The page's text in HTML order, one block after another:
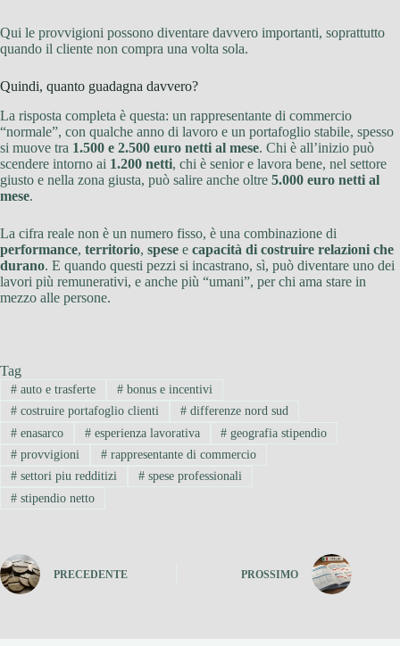
Qui le provvigioni possono diventare davvero importanti, soprattutto
quando il cliente non compra una volta sola.
Quindi, quanto guadagna davvero?
La risposta completa è questa: un rappresentante di commercio
“normale”, con qualche anno di lavoro e un portafoglio stabile, spesso
si muove tra 1.500 e 2.500 euro netti al mese. Chi è all’inizio può
scendere intorno ai 1.200 netti, chi è senior e lavora bene, nel settore
giusto e nella zona giusta, può salire anche oltre 5.000 euro netti al
mese.
La cifra reale non è un numero fisso, è una combinazione di
performance, territorio, spese e capacità di costruire relazioni che
durano. E quando questi pezzi si incastrano, sì, può diventare uno dei
lavori più remunerativi, e anche più “umani”, per chi ama stare in
mezzo alle persone.
Tag
#auto e trasferte #bonus e incentivi
#costruire portafoglio clienti #differenze nord sud
#enasarco #esperienza lavorativa # geografia stipendio
#provvigioni #rappresentante di commercio
#settori piu redditizi #spese professionali
#stipendio netto
PRECEDENTE PROSSIMO